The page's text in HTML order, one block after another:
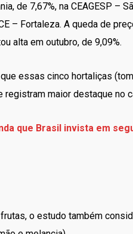
de 7,67%, na CEAGESP –
– Fortaleza. A queda de
alta em outubro, de 9,09%.
essas cinco hortaliças
registram maior destaque no
que Brasil invista em
o estudo também